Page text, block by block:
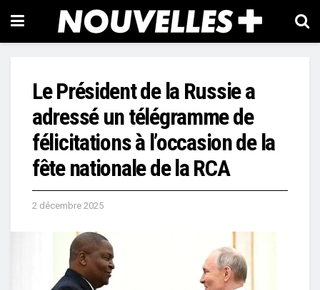
Le Président de la Russie a
adressé un télégramme de
félicitations à l’occasion de la
fête nationale de la RCA
2 décembre 2025